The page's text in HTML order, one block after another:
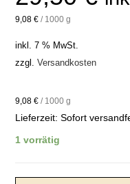
9,08€ / 1000 g
inkl. 7 % MwSt.
zzgl.Versandkosten
9,08€ / 1000 g
Lieferzeit:Sofort
1 vorrätig